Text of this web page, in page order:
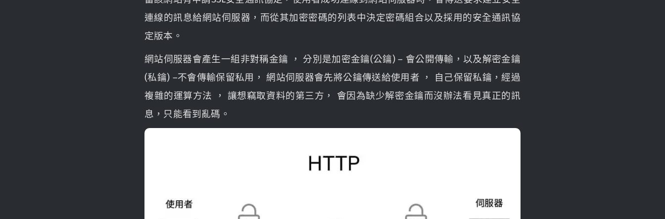
連線的訊息給網站伺服器，而從其加密密碼的列表中決定密碼組合以及採用的安全通訊協
定版本。
網站伺服器會產生一組非對稱金鑰 ， 分別是加密金鑰(公鑰) – 會公開傳輸，以及解密金鑰
(私鑰) –不會傳輸保留私用， 網站伺服器會先將公鑰傳送給使用者 ， 自己保留私鑰，經過
複雜的運算方法 ， 讓想竊取資料的第三方， 會因為缺少解密金鑰而沒辦法看見真正的訊
息，只能看到亂碼。